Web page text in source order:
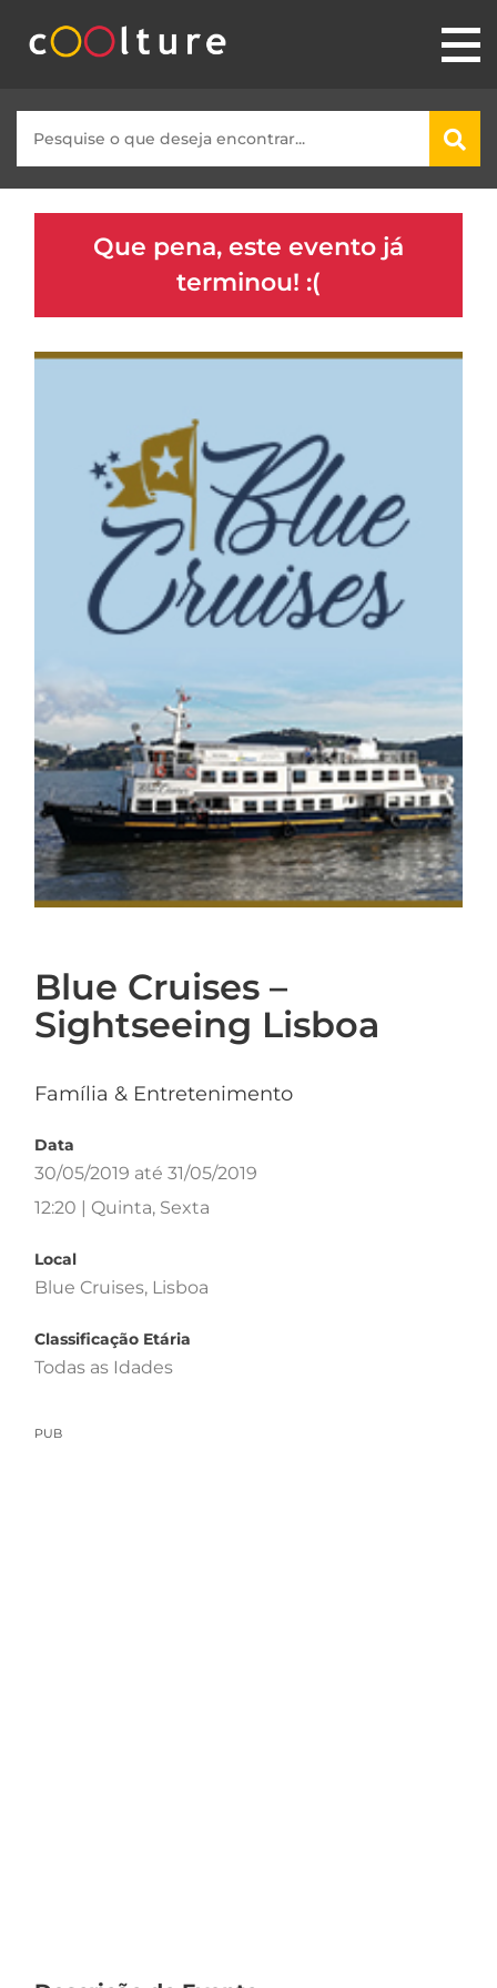
Que pena, este evento já
terminou! :(
Blue Cruises –
Sightseeing Lisboa
Família & Entretenimento
Data
30/05/2019 até 31/05/2019
12:20 | Quinta, Sexta
Local
Blue Cruises, Lisboa
Classificação Etária
Todas as Idades
PUB